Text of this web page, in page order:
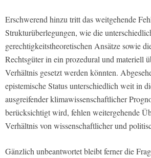
Erschwerend hinzu tritt das weitgehende
Strukturüberlegungen, wie die
gerechtigkeitstheoretischen Ansätze sowie
Rechtsgüter in ein prozedural und materiell
Verhältnis gesetzt werden könnten.
epistemische Status unterschiedlich weit in
ausgreifender klimawissenschaftlicher
berücksichtigt wird, fehlen weitergehende
Verhältnis von wissenschaftlicher und
Gänzlich unbeantwortet bleibt ferner die